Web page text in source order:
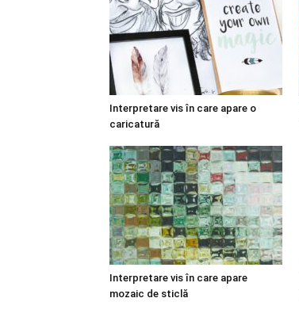
Interpretare vis în care apare o
caricatură
Interpretare vis în care apare
mozaic de sticlă